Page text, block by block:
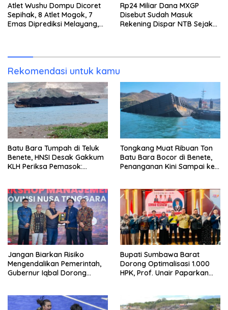
Atlet Wushu Dompu Dicoret
Sepihak, 8 Atlet Mogok, 7
Emas Diprediksi Melayang,
Rp24 Miliar Dana MXGP
Disebut Sudah Masuk
Rekening Dispar NTB Sejak
Rekomendasi untuk kamu
Batu Bara Tumpah di Teluk
Benete, HNSI Desak Gakkum
KLH Periksa Pemasok:
Tongkang Muat Ribuan Ton
Batu Bara Bocor di Benete,
Penanganan Kini Sampai ke
Jangan Biarkan Risiko
Mengendalikan Pemerintah,
Gubernur Iqbal Dorong
Bupati Sumbawa Barat
Dorong Optimalisasi 1.000
HPK, Prof. Unair Paparkan